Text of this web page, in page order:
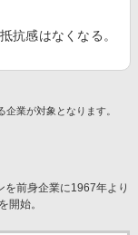
抗感はなくなる。
業が対象となります。
を前身企業に1967年より
開始。